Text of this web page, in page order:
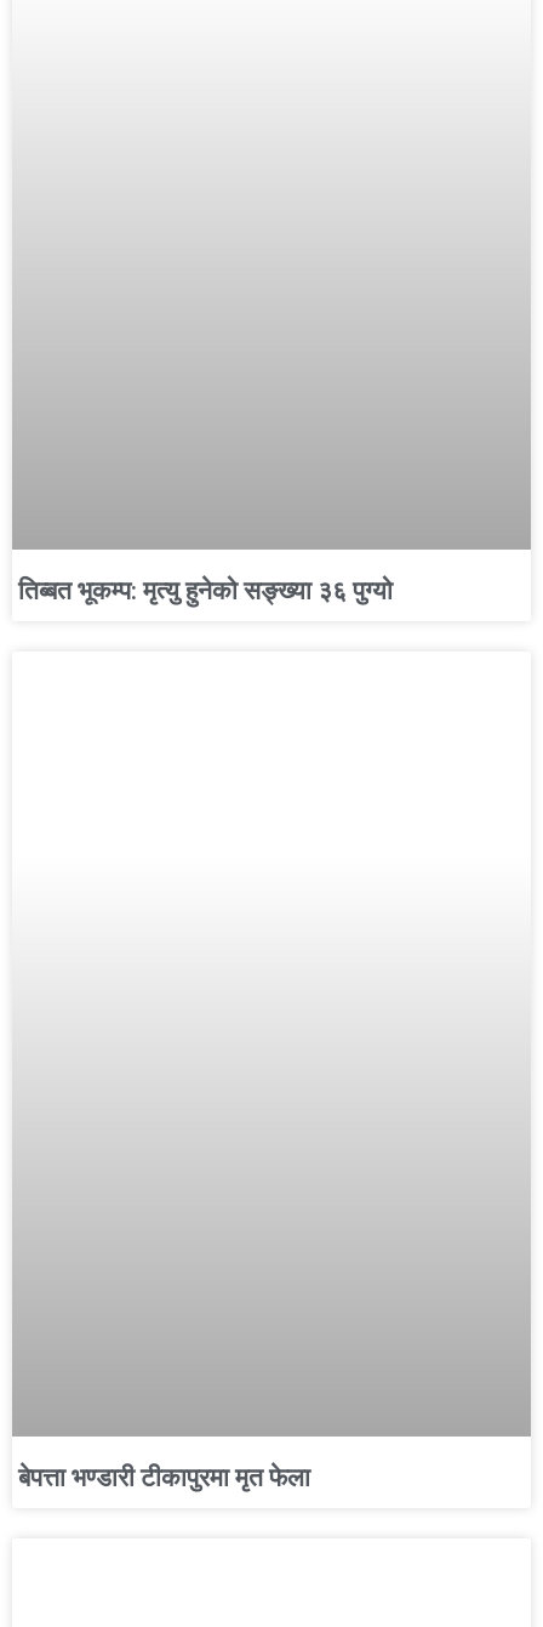
तिब्बत भूकम्प: मृत्यु हुनेको सङ्ख्या ३६ पुग्यो
बेपत्ता भण्डारी टीकापुरमा मृत फेला